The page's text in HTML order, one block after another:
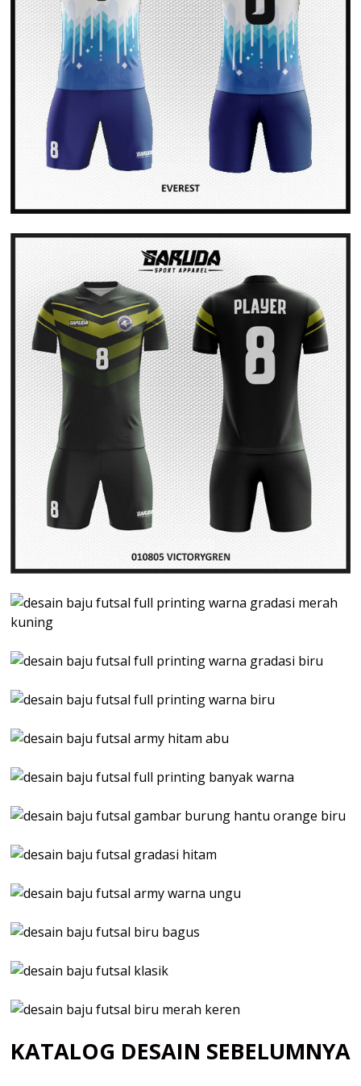
KATALOG DESAIN SEBELUMNYA